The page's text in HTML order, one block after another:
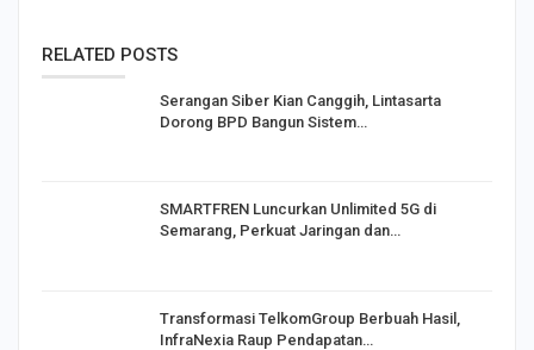
RELATED POSTS
Serangan Siber Kian Canggih, Lintasarta
Dorong BPD Bangun Sistem…
SMARTFREN Luncurkan Unlimited 5G di
Semarang, Perkuat Jaringan dan…
Transformasi TelkomGroup Berbuah Hasil,
InfraNexia Raup Pendapatan…